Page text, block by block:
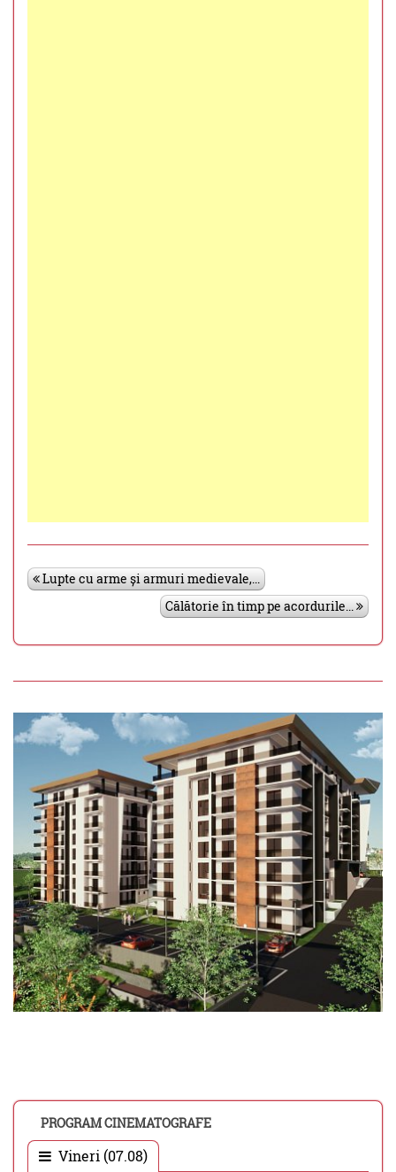
Lupte cu arme și armuri medievale,...
Călătorie în timp pe acordurile...
PROGRAM CINEMATOGRAFE
Vineri (07.08)